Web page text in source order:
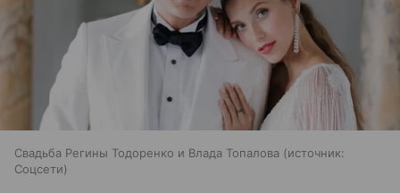
Свадьба Регины Тодоренко и Влада Топалова
источник:
Соцсети